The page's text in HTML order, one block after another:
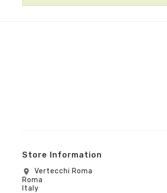
Store Information
location_on
Vertecchi Roma
Roma
Italy